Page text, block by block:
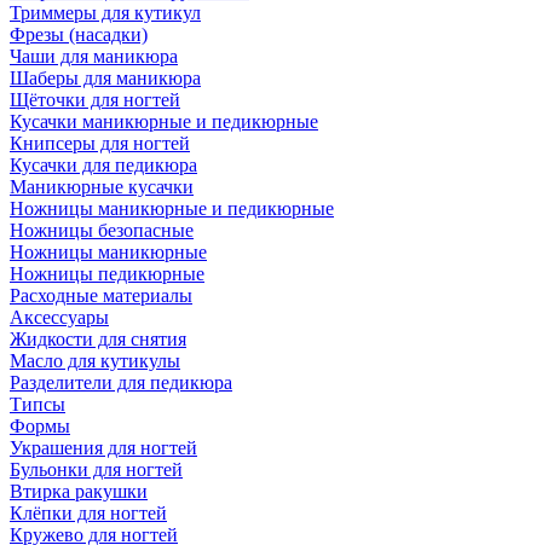
Триммеры для кутикул
Фрезы (насадки)
Чаши для маникюра
Шаберы для маникюра
Щёточки для ногтей
Кусачки маникюрные и педикюрные
Книпсеры для ногтей
Кусачки для педикюра
Маникюрные кусачки
Ножницы маникюрные и педикюрные
Ножницы безопасные
Ножницы маникюрные
Ножницы педикюрные
Расходные материалы
Аксессуары
Жидкости для снятия
Масло для кутикулы
Разделители для педикюра
Типсы
Формы
Украшения для ногтей
Бульонки для ногтей
Втирка ракушки
Клёпки для ногтей
Кружево для ногтей